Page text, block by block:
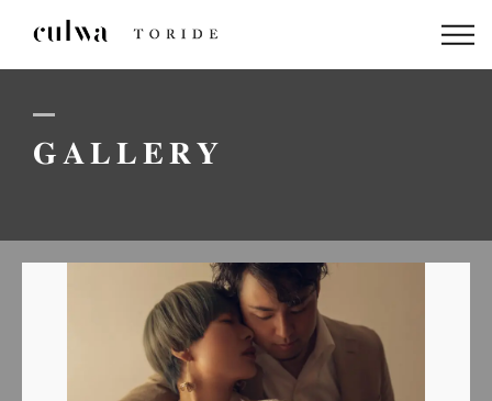
GALLERY
ABOUT US
PACKAGE
STAFF
GALLERY
BLOG